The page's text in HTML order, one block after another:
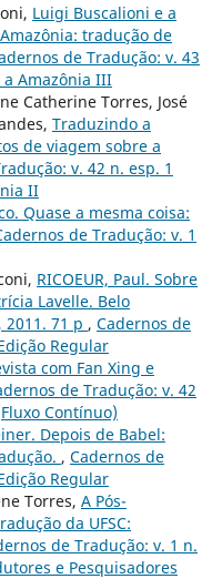
Luigi Buscalioni e a
tradução de
de Tradução: v. 43
a Amazônia III
Catherine Torres, José
Traduzindo a
de viagem sobre a
v. 42 n. esp. 1
II
Quase a mesma coisa:
de Tradução: v. 1
RICOEUR, Paul. Sobre
Lavelle. Belo
2011. 71 p , Cadernos de
Regular
com Fan Xing e
de Tradução: v. 42
Contínuo)
Depois de Babel:
, Cadernos de
Regular
Torres, A Pós-
da UFSC:
de Tradução: v. 1 n.
e Pesquisadores